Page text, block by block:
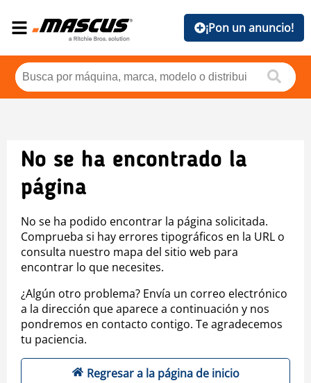
¡Pon un anuncio!
No se ha encontrado la
página
No se ha podido encontrar la página solicitada.
Comprueba si hay errores tipográficos en la URL o
consulta nuestro mapa del sitio web para
encontrar lo que necesites.
¿Algún otro problema? Envía un correo electrónico
a la dirección que aparece a continuación y nos
pondremos en contacto contigo. Te agradecemos
tu paciencia.
Regresar a la página de inicio